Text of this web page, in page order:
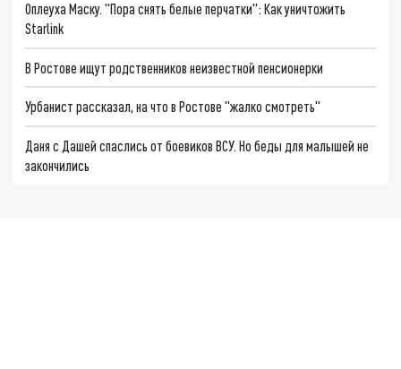
Оплеуха Маску. "Пора снять белые перчатки": Как уничтожить
Starlink
В Ростове ищут родственников неизвестной пенсионерки
Урбанист рассказал, на что в Ростове "жалко смотреть"
Даня с Дашей спаслись от боевиков ВСУ. Но беды для малышей не
закончились